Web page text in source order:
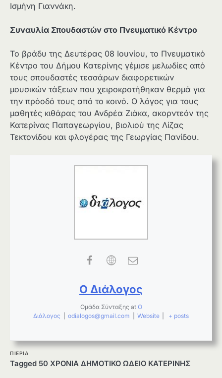
Ισμήνη Γιαννάκη.
Συναυλία Σπουδαστών στο Πνευματικό Κέντρο
Το βράδυ της Δευτέρας 08 Ιουνίου, το Πνευματικό
Κέντρο του Δήμου Κατερίνης γέμισε μελωδίες από
τους σπουδαστές τεσσάρων διαφορετικών
μουσικών τάξεων που χειροκροτήθηκαν θερμά για
την πρόοδό τους από το κοινό. Ο λόγος για τους
μαθητές κιθάρας του Ανδρέα Ζιάκα, ακορντεόν της
Κατερίνας Παπαγεωργίου, βιολιού της Λίζας
Τεκτονίδου και φλογέρας της Γεωργίας Πανίδου.
Ο Διάλογος
Ομάδα Σύνταξης at Ο
Διάλογος
odialogos@gmail.com Website + posts
ΠΙΕΡΙΑ
Tagged 50 ΧΡΟΝΙΑ ΔΗΜΟΤΙΚΟ ΩΔΕΙΟ ΚΑΤΕΡΙΝΗΣ